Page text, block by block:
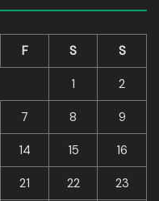
F S S
1 2
7 8 9
14 15 16
21 22 23